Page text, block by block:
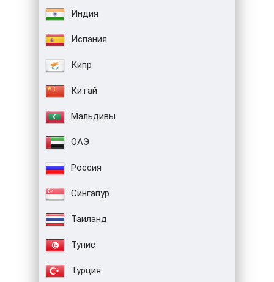
Индия
Испания
Кипр
Китай
Мальдивы
ОАЭ
Россия
Сингапур
Таиланд
Тунис
Турция